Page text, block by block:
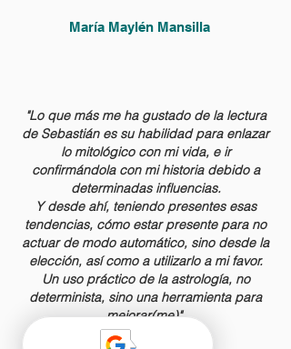
María Maylén Mansilla
"Lo que más me ha gustado de la lectura
de Sebastián es su habilidad para enlazar
lo mitológico con mi vida, e ir
confirmándola con mi historia debido a
determinadas influencias.
Y desde ahí, teniendo presentes esas
tendencias, cómo estar presente para no
actuar de modo automático, sino desde la
elección, así como a utilizarlo a mi favor.
Un uso práctico de la astrología, no
determinista, sino una herramienta para
mejorar(me)".